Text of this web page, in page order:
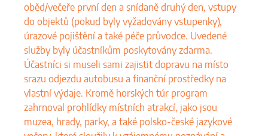
oběd/večeře první den a snídaně druhý den, vstupy
do objektů (pokud byly vyžadovány vstupenky),
úrazové pojištění a také péče průvodce. Uvedené
služby byly účastníkům poskytovány zdarma.
Účastníci si museli sami zajistit dopravu na místo
srazu odjezdu autobusu a finanční prostředky na
vlastní výdaje. Kromě horských túr program
zahrnoval prohlídky místních atrakcí, jako jsou
muzea, hrady, parky, a také polsko-české jazykové